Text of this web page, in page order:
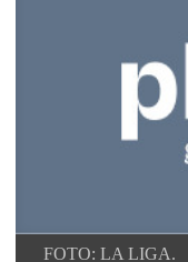
FOTO: LA LIGA.